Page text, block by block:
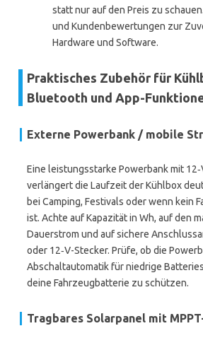
statt nur auf den Preis zu
und Kundenbewertungen zur
Hardware und Software.
Praktisches Zubehör für
Bluetooth und App-
Externe Powerbank / mobile
Eine leistungsstarke Powerbank mit
verlängert die Laufzeit der Kühlbox
bei Camping, Festivals oder wenn kein
ist. Achte auf Kapazität in Wh, auf den
Dauerstrom und auf sichere
oder 12‑V-Stecker. Prüfe, ob die
Abschaltautomatik für niedrige
deine Fahrzeugbatterie zu schützen.
Tragbares Solarpanel mit